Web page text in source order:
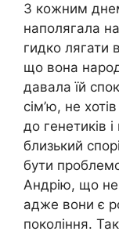
З кожним
наполягала
гидко лягати
що вона
давала їй
сім’ю, не
до генетиків
близький
бути
Андрію, що
адже вони є
покоління.